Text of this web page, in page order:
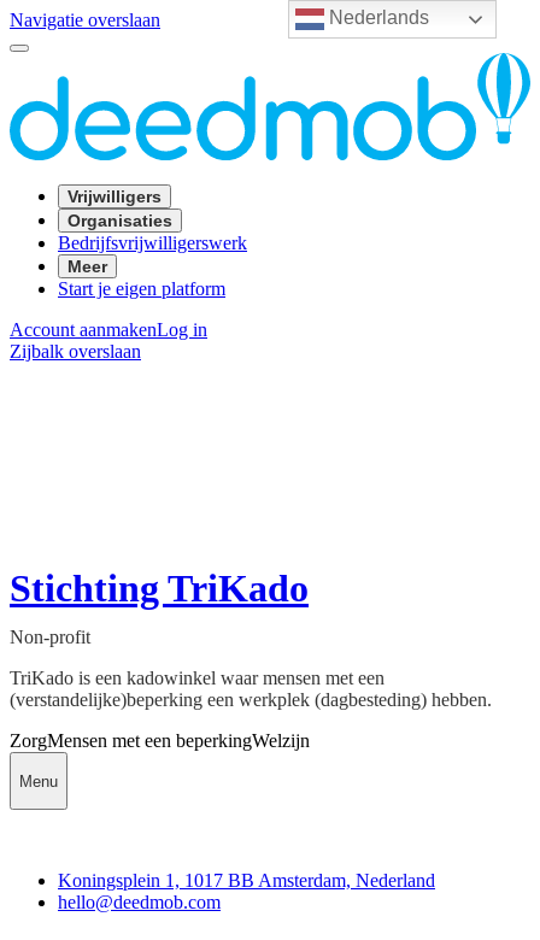
Nederlands
Navigatie overslaan
Vrijwilligers
Organisaties
Bedrijfsvrijwilligerswerk
Meer
Start je eigen platform
Account aanmakenLog in
Zijbalk overslaan
Stichting TriKado
Non-profit
TriKado is een kadowinkel waar mensen met een
(verstandelijke)beperking een werkplek (dagbesteding) hebben.
ZorgMensen met een beperkingWelzijn
Menu
Koningsplein 1, 1017 BB Amsterdam, Nederland
hello@deedmob.com